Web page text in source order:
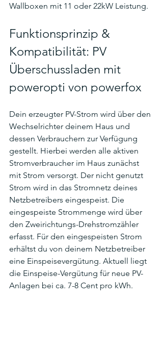
Wallboxen mit 11 oder 22kW Leistung.
Funktionsprinzip &
Kompatibilität: PV
Überschussladen mit
poweropti von powerfox
Dein erzeugter PV-Strom wird über den
Wechselrichter deinem Haus und
dessen Verbrauchern zur Verfügung
gestellt. Hierbei werden alle aktiven
Stromverbraucher im Haus zunächst
mit Strom versorgt. Der nicht genutzt
Strom wird in das Stromnetz deines
Netzbetreibers eingespeist. Die
eingespeiste Strommenge wird über
den Zweirichtungs-Drehstromzähler
erfasst. Für den eingespeisten Strom
erhältst du von deinem Netzbetreiber
eine Einspeisevergütung. Aktuell liegt
die Einspeise-Vergütung für neue PV-
Anlagen bei ca. 7-8 Cent pro kWh.